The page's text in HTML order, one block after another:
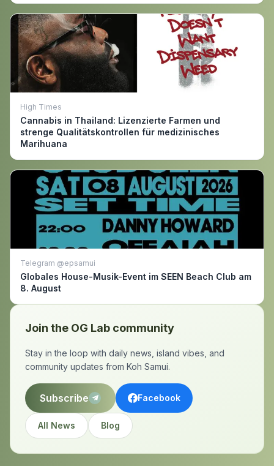
High Times
Cannabis in Thailand: Lizenzierte Farmen und
strenge Qualitätskontrollen für medizinisches
Marihuana
Telegram @epsamui
Globales House-Musik-Event im SEEN Beach Club am
8. August
Join the OG Lab community
Stay in the loop with daily news, island vibes, and
community updates from Koh Samui.
Subscribe Facebook
All News Blog